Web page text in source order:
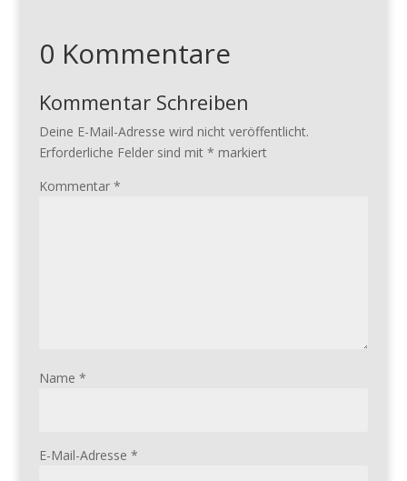
0 Kommentare
Kommentar Schreiben
Deine E-Mail-Adresse wird nicht veröffentlicht.
Erforderliche Felder sind mit * markiert
Kommentar *
Name *
E-Mail-Adresse *